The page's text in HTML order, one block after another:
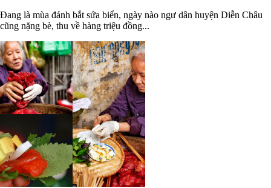
Đang là mùa đánh bắt sứa biển, ngày nào ngư dân huyện Diễn Châu
cũng nặng bè, thu về hàng triệu đồng...